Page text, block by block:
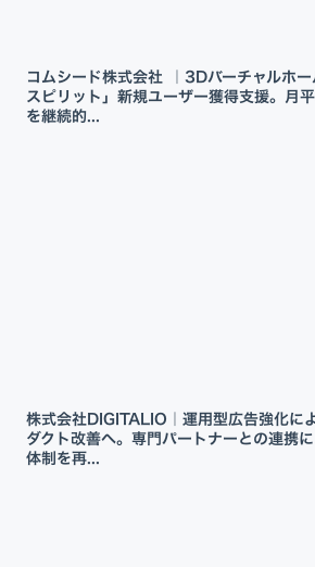
コムシード株式会社 ｜3Dバーチャルホ
スピリット」新規ユーザー獲得支援。
を継続的...
株式会社DIGITALIO｜運用型広告強化に
ダクト改善へ。専門パートナーとの連携
体制を再...